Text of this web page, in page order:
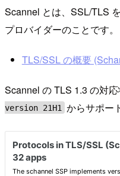
Scannel とは、SSL/TLS
プロバイダーのことです。
TLS/SSL の概要
Scannel の TLS 1.3 の対応
version 21H1
からサポー